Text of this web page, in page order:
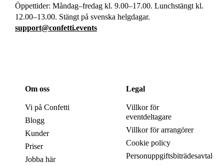
Öppettider: Måndag–fredag kl. 9.00–17.00. Lunchstängt kl.
12.00–13.00. Stängt på svenska helgdagar.
support@confetti.events
Om oss
Vi på Confetti
Blogg
Kunder
Priser
Jobba här
Legal
Villkor för
eventdeltagare
Villkor för arrangörer
Cookie policy
Personuppgiftsbiträdesavtal